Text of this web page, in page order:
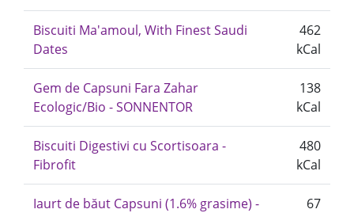
Biscuiti Ma'amoul, With Finest Saudi
Dates
462
kCal
Gem de Capsuni Fara Zahar
Ecologic/Bio - SONNENTOR
138
kCal
Biscuiti Digestivi cu Scortisoara -
Fibrofit
480
kCal
Iaurt de băut Capsuni (1.6% grasime) -
67